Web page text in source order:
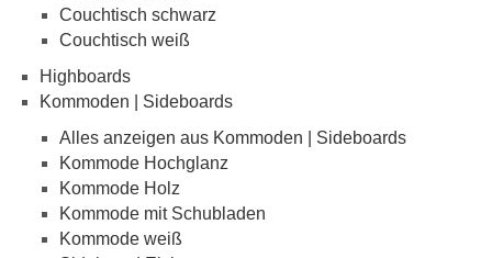
Couchtisch schwarz
Couchtisch weiß
Highboards
Kommoden | Sideboards
Alles anzeigen aus Kommoden | Sideboards
Kommode Hochglanz
Kommode Holz
Kommode mit Schubladen
Kommode weiß